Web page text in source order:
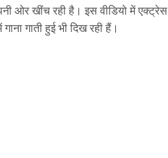
ओर खींच रही है। इस वीडियो में
गाती हुई भी दिख रही हैं।